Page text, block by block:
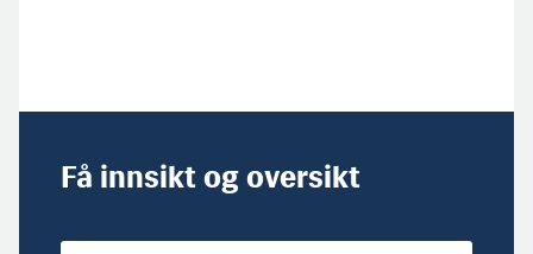
Få innsikt og oversikt